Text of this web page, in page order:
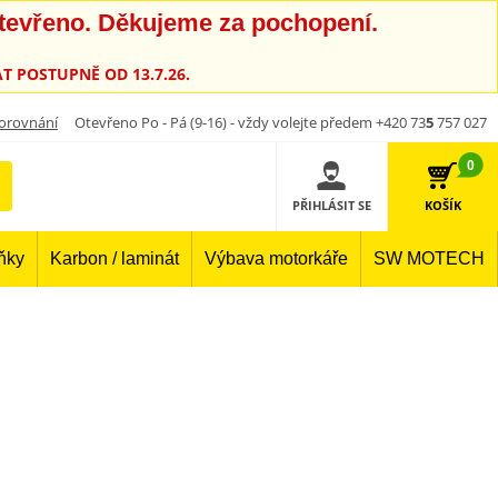
Děkujeme za pochopení.
POSTUPNĚ OD 13.7.26.
Otevřeno Po - Pá (9-16) - vždy volejte předem +420 735757 027
PŘIHLÁSIT SE
0
KOŠÍK
Karbon / laminát Výbava motorkáře SW MOTECH